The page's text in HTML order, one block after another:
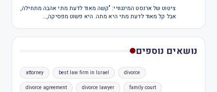
ציטוט של ארנסט המינגוויי: "קשה מאוד לדעת מתי אהבה מתחילה,
אבל קל מאוד לדעת מתי היא מתה. היא פשוט מפסיקה,…
נושאים נוספים
attorney best law firm in Israel divorce
divorce agreement divorce lawyer family court